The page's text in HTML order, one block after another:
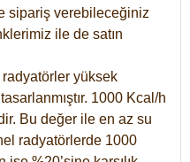
sipariş verebileceğiniz
ile de satın
yüksek
1000 Kcal/h
Bu değer ile en az su
radyatörlerde 1000